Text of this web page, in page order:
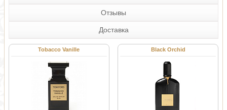
Отзывы
Доставка
Tobacco Vanille Black Orchid